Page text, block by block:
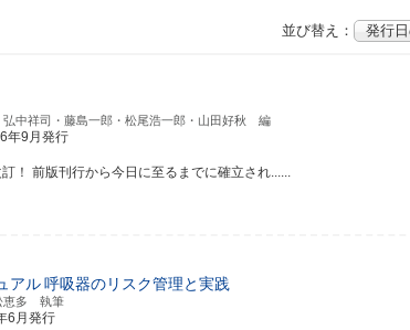
並び替え：
中祥司・藤島一郎・松尾浩一郎・山田好秋 編
年9月発行
！ 前版刊行から今日に至るまでに確立され......
アル呼吸器のリスク管理と実践
恵多 執筆
6月発行